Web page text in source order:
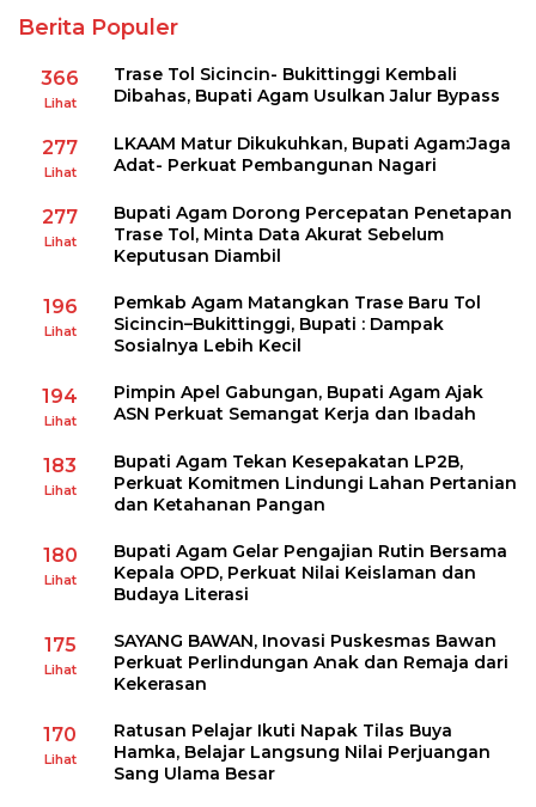
Berita Populer
366
Lihat
Trase Tol Sicincin- Bukittinggi Kembali
Dibahas, Bupati Agam Usulkan Jalur Bypass
277
Lihat
LKAAM Matur Dikukuhkan, Bupati Agam:Jaga
Adat- Perkuat Pembangunan Nagari
277
Lihat
Bupati Agam Dorong Percepatan Penetapan
Trase Tol, Minta Data Akurat Sebelum
Keputusan Diambil
196
Lihat
Pemkab Agam Matangkan Trase Baru Tol
Sicincin–Bukittinggi, Bupati : Dampak
Sosialnya Lebih Kecil
194
Lihat
Pimpin Apel Gabungan, Bupati Agam Ajak
ASN Perkuat Semangat Kerja dan Ibadah
183
Lihat
Bupati Agam Tekan Kesepakatan LP2B,
Perkuat Komitmen Lindungi Lahan Pertanian
dan Ketahanan Pangan
180
Lihat
Bupati Agam Gelar Pengajian Rutin Bersama
Kepala OPD, Perkuat Nilai Keislaman dan
Budaya Literasi
175
Lihat
SAYANG BAWAN, Inovasi Puskesmas Bawan
Perkuat Perlindungan Anak dan Remaja dari
Kekerasan
170
Lihat
Ratusan Pelajar Ikuti Napak Tilas Buya
Hamka, Belajar Langsung Nilai Perjuangan
Sang Ulama Besar